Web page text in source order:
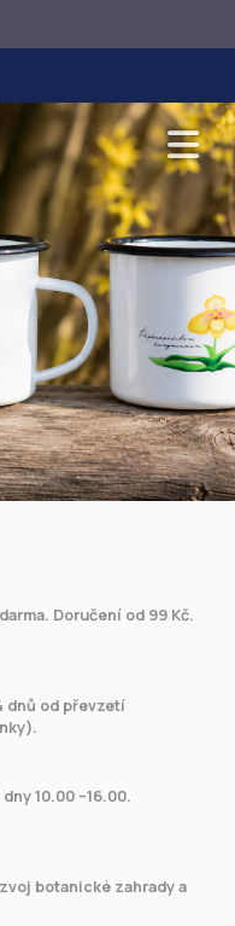
Doručení od 99 Kč.
dnů od převzetí
10.00 –16.00.
botanické zahrady a